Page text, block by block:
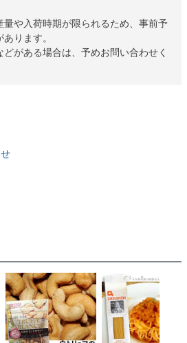
や入荷時期が限られるため、事前予
ります。
がある場合は、予めお問い合わせく